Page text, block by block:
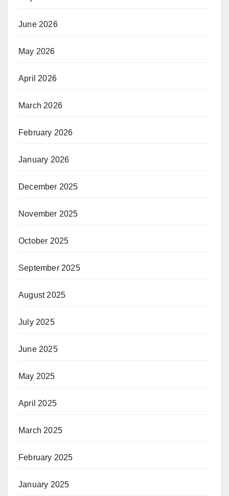
June 2026
May 2026
April 2026
March 2026
February 2026
January 2026
December 2025
November 2025
October 2025
September 2025
August 2025
July 2025
June 2025
May 2025
April 2025
March 2025
February 2025
January 2025